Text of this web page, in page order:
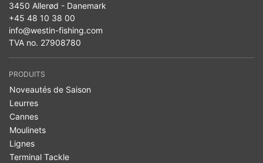
3450 Allerød - Danemark
+45 48 10 38 00
info@westin-fishing.com
TVA no. 27908780
PRODUITS
Noveautés de Saison
Leurres
Cannes
Moulinets
Lignes
Terminal Tackle